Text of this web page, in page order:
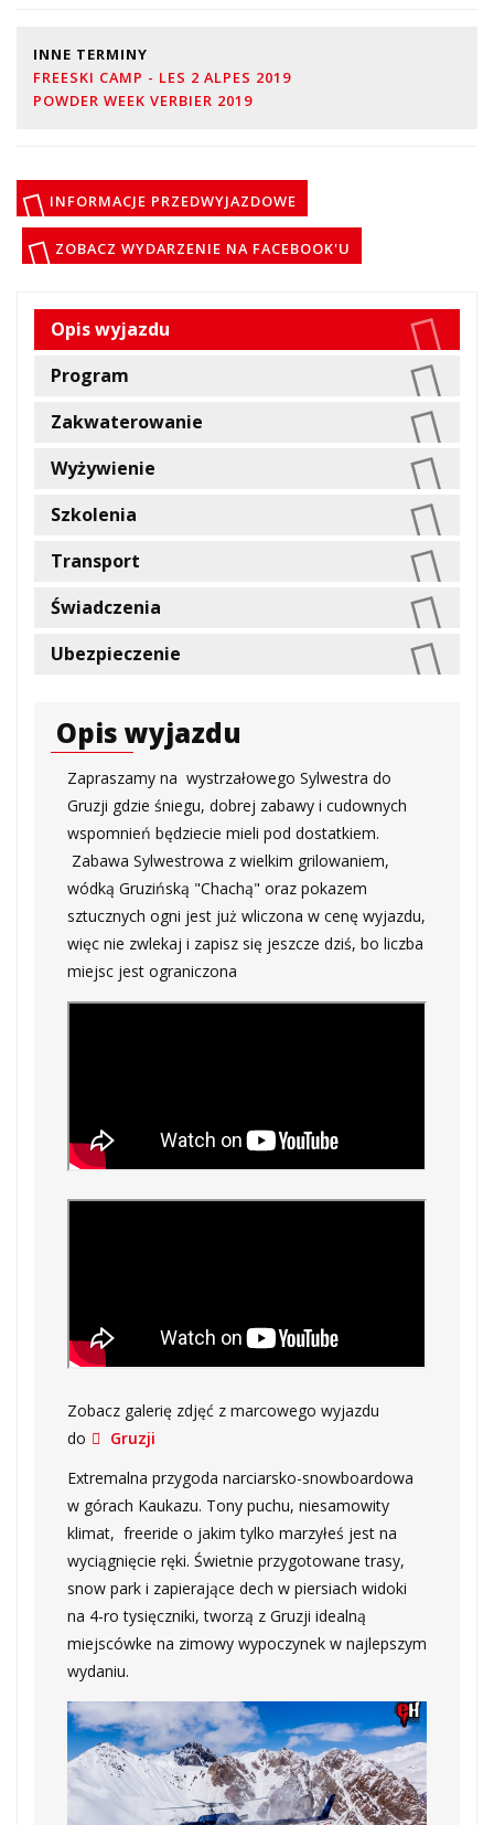
INNE TERMINY
FREESKI CAMP - LES 2 ALPES 2019
POWDER WEEK VERBIER 2019
INFORMACJE PRZEDWYJAZDOWE
ZOBACZ WYDARZENIE NA FACEBOOK'U
Opis wyjazdu
Program
Zakwaterowanie
Wyżywienie
Szkolenia
Transport
Świadczenia
Ubezpieczenie
Opis wyjazdu
Zapraszamy na wystrzałowego Sylwestra do
Gruzji gdzie śniegu, dobrej zabawy i cudownych
wspomnień będziecie mieli pod dostatkiem.
Zabawa Sylwestrowa z wielkim grilowaniem,
wódką Gruzińską "Chachą" oraz pokazem
sztucznych ogni jest już wliczona w cenę wyjazdu,
więc nie zwlekaj i zapisz się jeszcze dziś, bo liczba
miejsc jest ograniczona
Zobacz galerię zdjęć z marcowego wyjazdu
do
Gruzji
Extremalna przygoda narciarsko-snowboardowa
w górach Kaukazu. Tony puchu, niesamowity
klimat, freeride o jakim tylko marzyłeś jest na
wyciągnięcie ręki. Świetnie przygotowane trasy,
snow park i zapierające dech w piersiach widoki
na 4-ro tysięczniki, tworzą z Gruzji idealną
miejscówke na zimowy wypoczynek w najlepszym
wydaniu.